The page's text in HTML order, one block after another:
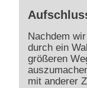
Nachdem
durch ein
größeren
mit anderer